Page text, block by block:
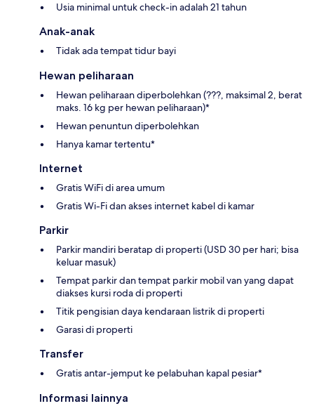
Usia minimal untuk check-in adalah 21 tahun
Anak-anak
Tidak ada tempat tidur bayi
Hewan peliharaan
Hewan peliharaan diperbolehkan (???, maksimal 2, berat
maks. 16 kg per hewan peliharaan)*
Hewan penuntun diperbolehkan
Hanya kamar tertentu*
Internet
Gratis WiFi di area umum
Gratis Wi-Fi dan akses internet kabel di kamar
Parkir
Parkir mandiri beratap di properti (USD 30 per hari; bisa
keluar masuk)
Tempat parkir dan tempat parkir mobil van yang dapat
diakses kursi roda di properti
Titik pengisian daya kendaraan listrik di properti
Garasi di properti
Transfer
Gratis antar-jemput ke pelabuhan kapal pesiar*
Informasi lainnya